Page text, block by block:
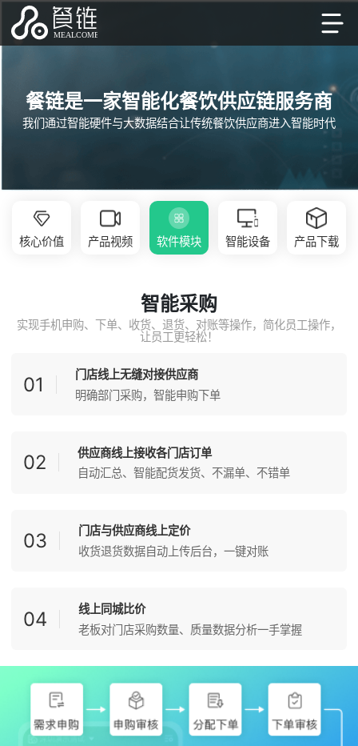
餐链是一家智能化餐饮供应链服务商
我们通过智能硬件与大数据结合让传统餐饮供应商进入智能时代
核心价值 产品视频 软件模块 智能设备 产品下载
智能采购
实现手机申购、下单、收货、退货、对账等操作，简化员工操作，
让员工更轻松！
01
门店线上无缝对接供应商
明确部门采购，智能申购下单
02
供应商线上接收各门店订单
自动汇总、智能配货发货、不漏单、不错单
03
门店与供应商线上定价
收货退货数据自动上传后台，一键对账
04
线上同城比价
老板对门店采购数量、质量数据分析一手掌握